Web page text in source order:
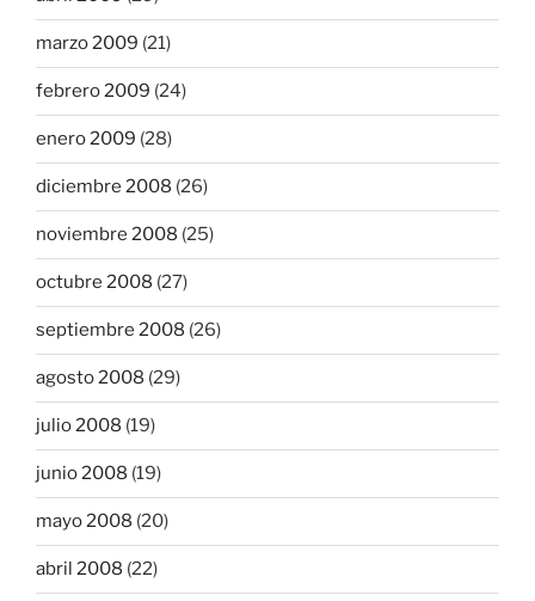
marzo 2009 (21)
febrero 2009 (24)
enero 2009 (28)
diciembre 2008 (26)
noviembre 2008 (25)
octubre 2008 (27)
septiembre 2008 (26)
agosto 2008 (29)
julio 2008 (19)
junio 2008 (19)
mayo 2008 (20)
abril 2008 (22)